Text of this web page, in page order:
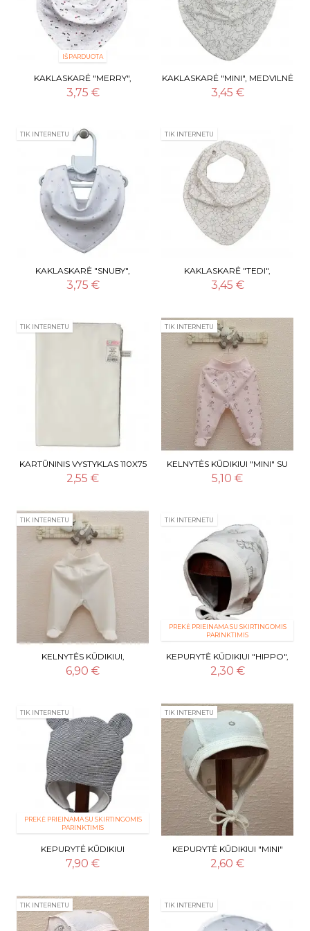
IŠPARDUOTA
KAKLASKARĖ "MERRY",
MEDVILNĖ (LORITA)
3,75 €
KAKLASKARĖ "MINI", MEDVILNĖ
(LORITA)
3,45 €
TIK INTERNETU
KAKLASKARĖ "SNUBY",
MEDVILNĖ (LORITA)
3,75 €
TIK INTERNETU
KAKLASKARĖ "TEDI",
MEDVILNĖ (LORITA)
3,45 €
TIK INTERNETU
KARTŪNINIS VYSTYKLAS 110X75
CM (DROBINIS)
2,55 €
TIK INTERNETU
KELNYTĖS KŪDIKIUI "MINI" SU
PĖDUTĖMIS, ROŽINĖS
5,10 €
TIK INTERNETU
KELNYTĖS KŪDIKIUI,
EKOLOGIŠKA MEDVILNĖ
(LORITA)
6,90 €
TIK INTERNETU
PREKĖ PRIEINAMA SU SKIRTINGOMIS
PARINKTIMIS
KEPURYTĖ KŪDIKIUI "HIPPO",
SU RAIŠTELIAIS (LORITA)
2,30 €
TIK INTERNETU
PREKĖ PRIEINAMA SU SKIRTINGOMIS
PARINKTIMIS
KEPURYTĖ KŪDIKIUI
"MARSELIS", MEDVILNĖ
(LORITA)
7,90 €
TIK INTERNETU
KEPURYTĖ KŪDIKIUI "MINI"
GELTONA (LORITA)
2,60 €
TIK INTERNETU TIK INTERNETU